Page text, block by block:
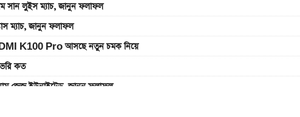
সান লুইস ম্যাচ, জানুন ফলাফল
ম্যাচ, জানুন ফলাফল
K100 Pro আসছে নতুন চমক নিয়ে
ভরি কত
জেজু ইউনাইটেড, জানুন ফলাফল